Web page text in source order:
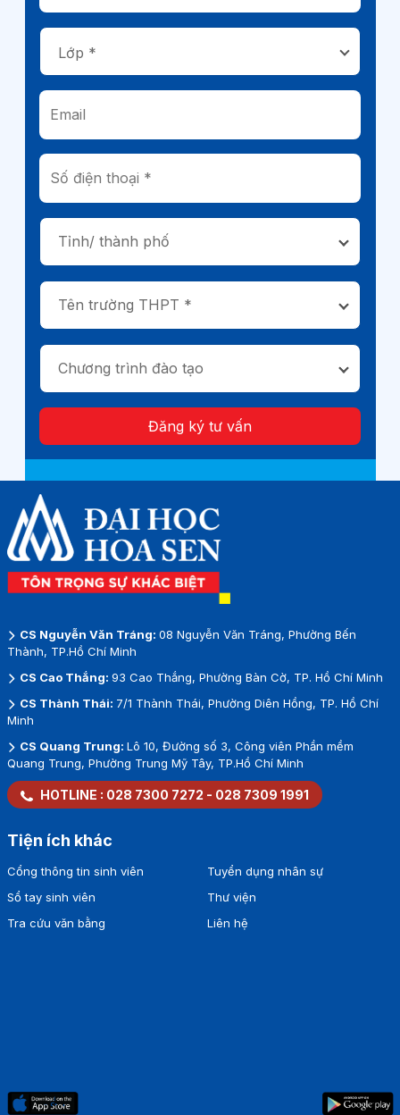
Tỉnh/ thành phố
Tên trường THPT *
Chương trình đào tạo
Đăng ký tư vấn
CS Nguyễn Văn Tráng: 08 Nguyễn Văn Tráng, Phường Bến
Thành, TP.Hồ Chí Minh
CS Cao Thắng: 93 Cao Thắng, Phường Bàn Cờ, TP. Hồ Chí Minh
CS Thành Thái: 7/1 Thành Thái, Phường Diên Hồng, TP. Hồ Chí
Minh
CS Quang Trung: Lô 10, Đường số 3, Công viên Phần mềm
Quang Trung, Phường Trung Mỹ Tây, TP.Hồ Chí Minh
HOTLINE : 028 7300 7272 - 028 7309 1991
Tiện ích khác
Cổng thông tin sinh viên
Sổ tay sinh viên
Tra cứu văn bằng
Tuyển dụng nhân sự
Thư viện
Liên hệ